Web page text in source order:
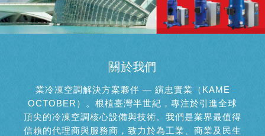
關於我們
業冷凍空調解決方案夥伴 — 縯忠實業（KAME
OCTOBER）。根植臺灣半世紀，專注於引進全球
頂尖的冷凍空調核心設備與技術。我們是業界最值得
信賴的代理商與服務商，致力於為工業、商業及民生